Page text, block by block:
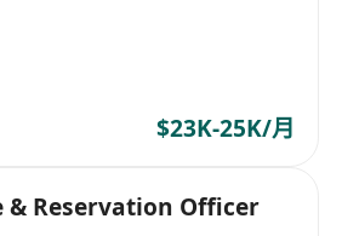
$23K-25K/月
& Reservation Officer